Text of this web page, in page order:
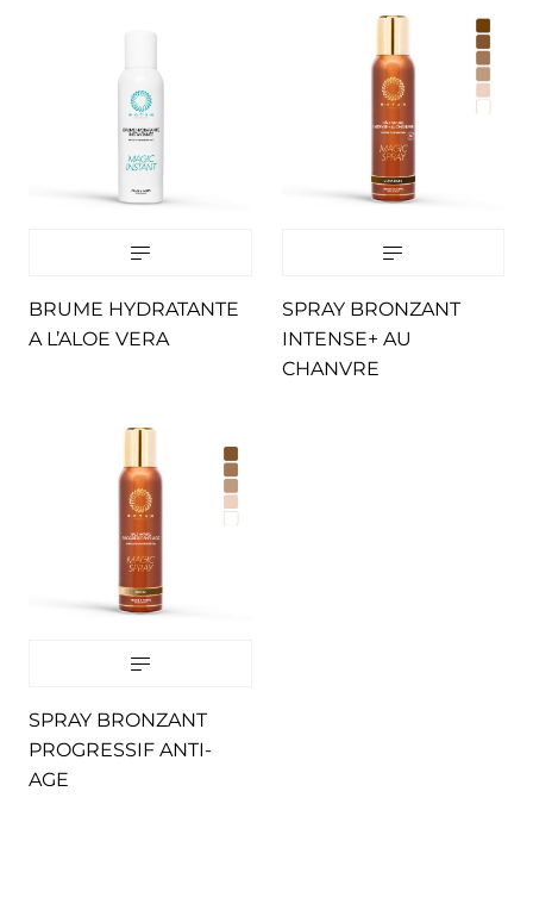
BRUME HYDRATANTE
A L’ALOE VERA
SPRAY BRONZANT
INTENSE+ AU
CHANVRE
SPRAY BRONZANT
PROGRESSIF ANTI-
AGE